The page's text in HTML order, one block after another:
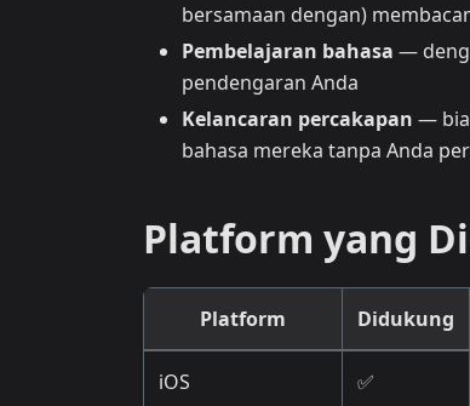
bersamaan dengan)
Pembelajaran bahasa —
pendengaran Anda
Kelancaran percakapan —
bahasa mereka tanpa Anda
Platform yang
Platform Didukung
iOS ✅